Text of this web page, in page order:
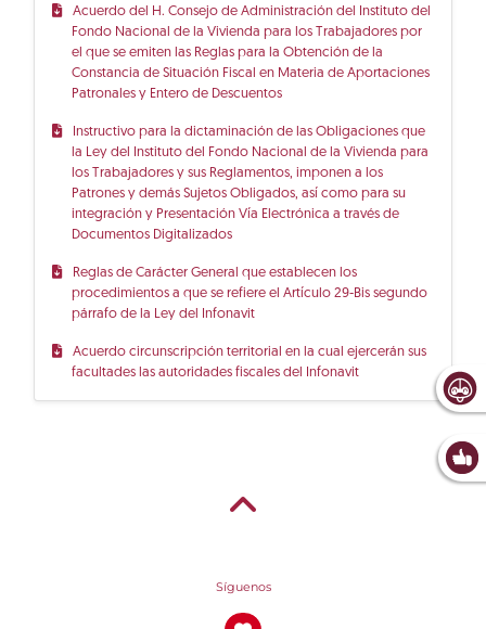
Acuerdo del H. Consejo de Administración del Instituto del
Fondo Nacional de la Vivienda para los Trabajadores por
el que se emiten las Reglas para la Obtención de la
Constancia de Situación Fiscal en Materia de Aportaciones
Patronales y Entero de Descuentos
Instructivo para la dictaminación de las Obligaciones que
la Ley del Instituto del Fondo Nacional de la Vivienda para
los Trabajadores y sus Reglamentos, imponen a los
Patrones y demás Sujetos Obligados, así como para su
integración y Presentación Vía Electrónica a través de
Documentos Digitalizados
Reglas de Carácter General que establecen los
procedimientos a que se refiere el Artículo 29-Bis segundo
párrafo de la Ley del Infonavit
Acuerdo circunscripción territorial en la cual ejercerán sus
facultades las autoridades fiscales del Infonavit
Síguenos